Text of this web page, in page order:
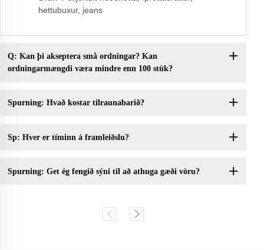
hettubuxur, jeans
Q: Kan þi akseptera små ordningar? Kan
ordningarmængdi væra mindre enn 100 stük?
Spurning: Hvað kostar tilraunabarið?
Sp: Hver er tíminn á framleiðslu?
Spurning: Get ég fengið sýni til að athuga gæði vöru?